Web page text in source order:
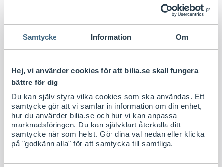
Samtycke Information Om
Hej, vi använder cookies för att bilia.se skall fungera
bättre för dig
Du kan själv styra vilka cookies som ska användas. Ett
samtycke gör att vi samlar in information om din enhet,
hur du använder bilia.se och hur vi kan anpassa
marknadsföringen. Du kan självklart återkalla ditt
samtycke när som helst. Gör dina val nedan eller klicka
på "godkänn alla" för att samtycka till samtliga.
Snabb leverans, byte i butik och fri frakt
Det är smidigt att handla biltillbehör på bilia.se. Finns varan
i lager skickas den inom 1 – 2 dagar. Och skulle något inte
passa är det bara att byta i din närmsta butik eller skicka
tillbaka.